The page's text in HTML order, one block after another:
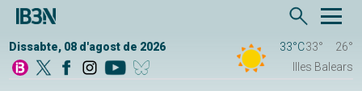
Dissabte, 08 d'agost de 2026 33°C33°
26°
Illes Balears